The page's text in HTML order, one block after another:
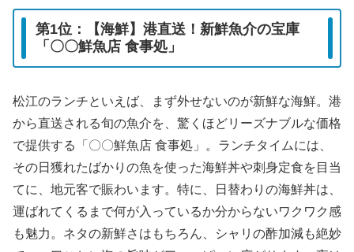
第1位：【海鮮】港直送！新鮮魚介の宝庫
「〇〇鮮魚店 食事処」
松江のランチといえば、まず外せないのが新鮮な海鮮。港
から直送される旬の魚介を、驚くほどリーズナブルな価格
で提供する「〇〇鮮魚店 食事処」。ランチタイムには、
その日獲れたばかりの魚を使った海鮮丼や刺身定食を目当
てに、地元客で賑わいます。特に、日替わりの海鮮丼は、
運ばれてくるまで何が入っているか分からないワクワク感
も魅力。ネタの新鮮さはもちろん、シャリの酢加減も絶妙